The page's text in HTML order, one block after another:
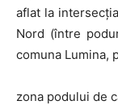
aflat la
Nord (între
comuna Lumina,
zona podului de